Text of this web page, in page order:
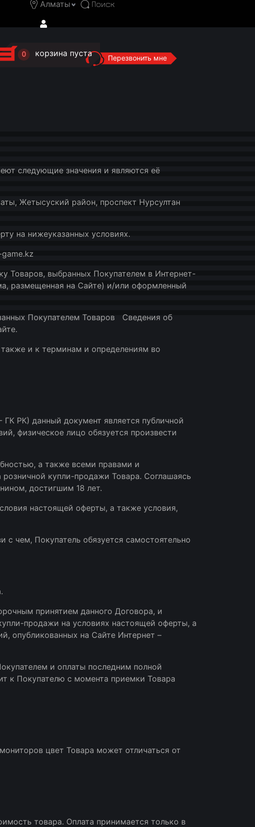
Алматы
0 корзина пуста Перезвонить мне
следующие значения и являются её
Жетысуский район, проспект Нурсултан
на нижеуказанных условиях.
Товаров, выбранных Покупателем в Интернет-
размещенная на Сайте) и/или оформленный
Покупателем Товаров Сведения об
и к терминам и определениям во
ГК РК) данный документ является публичной
физическое лицо обязуется произвести
а также всеми правами и
купли-продажи Товара. Соглашаясь
достигшим 18 лет.
настоящей оферты, а также условия,
с чем, Покупатель обязуется самостоятельно
принятием данного Договора, и
продажи на условиях настоящей оферты, а
опубликованных на Сайте Интернет –
и оплаты последним полной
к Покупателю с момента приемки Товара
цвет Товара может отличаться от
товара. Оплата принимается только в